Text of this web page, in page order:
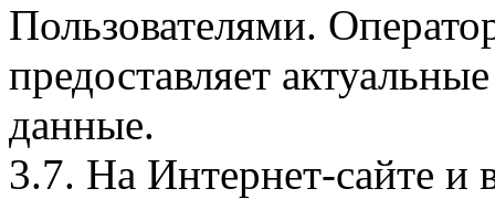
Пользователями.
предоставляет
данные.
3.7. На Интернет-сайте